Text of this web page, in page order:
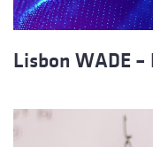
Lisbon WADE